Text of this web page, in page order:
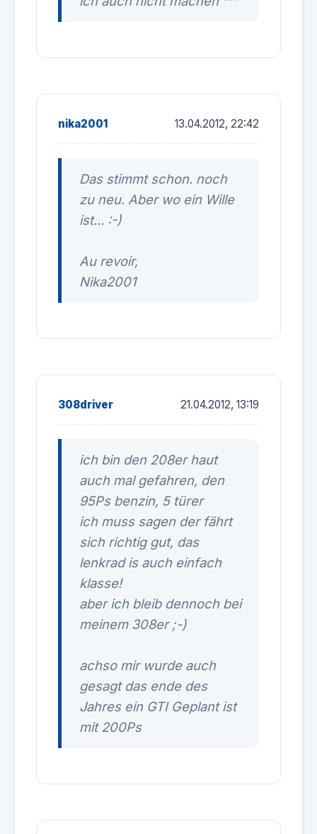
nika2001 13.04.2012, 22:42
Das stimmt schon. noch
zu neu. Aber wo ein Wille
ist... :-)
Au revoir,
Nika2001
308driver 21.04.2012, 13:19
ich bin den 208er haut
auch mal gefahren, den
95Ps benzin, 5 türer
ich muss sagen der fährt
sich richtig gut, das
lenkrad is auch einfach
klasse!
aber ich bleib dennoch bei
meinem 308er ;-)
achso mir wurde auch
gesagt das ende des
Jahres ein GTI Geplant ist
mit 200Ps